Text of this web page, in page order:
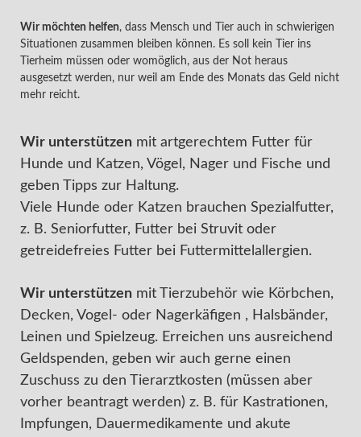
Wir möchten helfen, dass Mensch und Tier auch in schwierigen
Situationen zusammen bleiben können. Es soll kein Tier ins
Tierheim müssen oder womöglich, aus der Not heraus
ausgesetzt werden, nur weil am Ende des Monats das Geld nicht
mehr reicht.
Wir unterstützenmit artgerechtem Futter für
Hunde und Katzen, Vögel, Nager und Fische und
geben Tipps zur Haltung.
Viele Hunde oder Katzen brauchen Spezialfutter,
z. B. Seniorfutter, Futter bei Struvit oder
getreidefreies Futter bei Futtermittelallergien.
Wir unterstützenmit Tierzubehör wie Körbchen,
Decken, Vogel- oder Nagerkäfigen , Halsbänder,
Leinen und Spielzeug. Erreichen uns ausreichend
Geldspenden, geben wir auch gerne einen
Zuschuss zu den Tierarztkosten (müssen aber
vorher beantragt werden) z. B. für Kastrationen,
Impfungen, Dauermedikamente und akute